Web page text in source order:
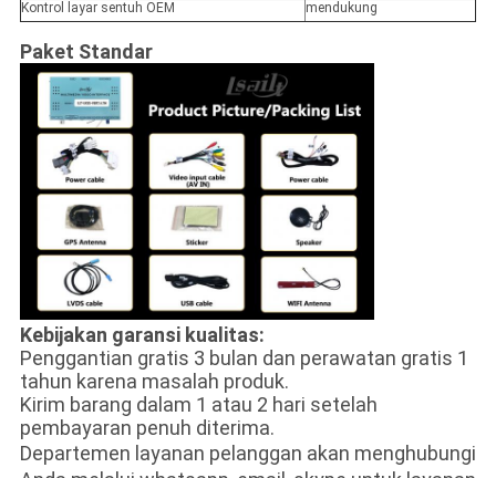
Kontrol layar sentuh OEM
mendukung
Paket Standar
Kebijakan garansi kualitas:
Penggantian gratis 3 bulan dan perawatan gratis 1
tahun karena masalah produk.
Kirim barang dalam 1 atau 2 hari setelah
pembayaran penuh diterima.
Departemen layanan pelanggan akan menghubungi